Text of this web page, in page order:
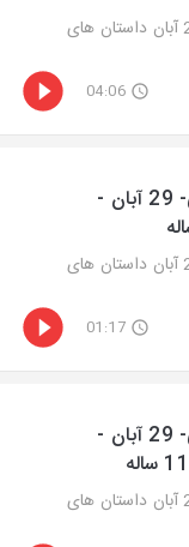
جشنواره- داستان صوتی- 29 آبان داستان های
04:06
جشنواره- داستان صوتی- 29 آبان -
جشنواره- داستان صوتی- 29 آبان داستان های
01:17
جشنواره- داستان صوتی- 29 آبان -
جشنواره- داستان صوتی- 29 آبان داستان های